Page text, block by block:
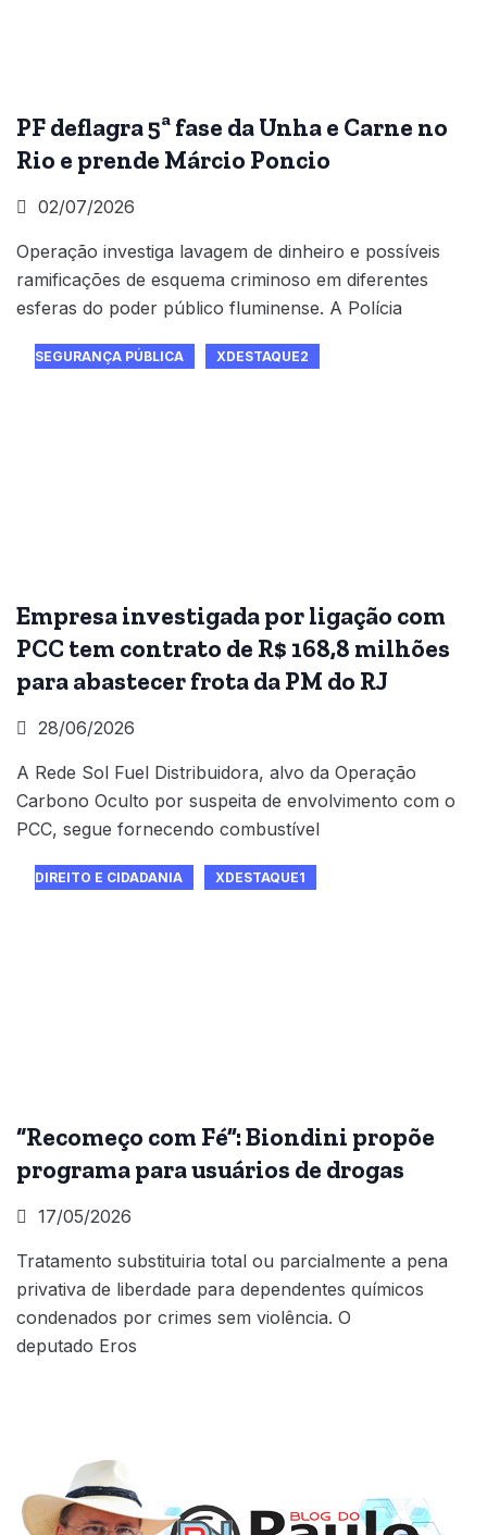
PF deflagra 5ª fase da Unha e Carne no
Rio e prende Márcio Poncio
02/07/2026
Operação investiga lavagem de dinheiro e possíveis
ramificações de esquema criminoso em diferentes
esferas do poder público fluminense. A Polícia
SEGURANÇA PÚBLICA XDESTAQUE2
Empresa investigada por ligação com
PCC tem contrato de R$ 168,8 milhões
para abastecer frota da PM do RJ
28/06/2026
A Rede Sol Fuel Distribuidora, alvo da Operação
Carbono Oculto por suspeita de envolvimento com o
PCC, segue fornecendo combustível
DIREITO E CIDADANIA XDESTAQUE1
“Recomeço com Fé”: Biondini propõe
programa para usuários de drogas
17/05/2026
Tratamento substituiria total ou parcialmente a pena
privativa de liberdade para dependentes químicos
condenados por crimes sem violência. O
deputado Eros